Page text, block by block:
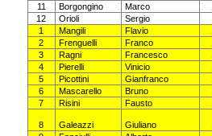
11
Borgongino Marco
12
Orioli Sergio
1
Mangili Flavio
2
Frenguelli Franco
3
Ragni Francesco
4
Pierelli Vinicio
5
Picottini Gianfranco
6
Mascarello Bruno
7
Risini Fausto
8 Galeazzi Giuliano